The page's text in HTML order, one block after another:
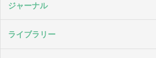
ジャーナル
ライブラリー